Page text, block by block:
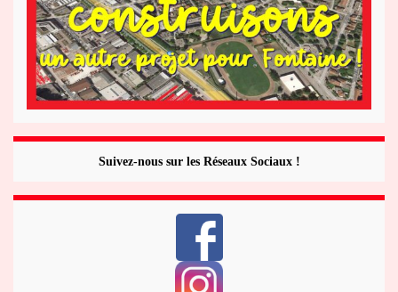
Suivez-nous sur les Réseaux Sociaux !